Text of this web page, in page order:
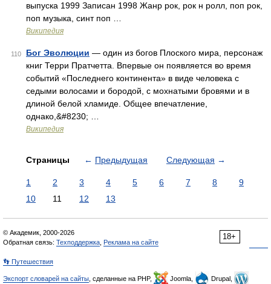
выпуска 1999 Записан 1998 Жанр рок, рок н ролл, поп рок,
поп музыка, синт поп …
Википедия
110 Бог Эволюции — один из богов Плоского мира, персонаж
книг Терри Пратчетта. Впервые он появляется во время
событий «Последнего континента» в виде человека с
седыми волосами и бородой, с мохнатыми бровями и в
длиной белой хламиде. Общее впечатление,
однако,&#8230; …
Википедия
Страницы ← Предыдущая Следующая →
1 2 3 4 5 6 7 8
9
10
11 12 13
18+
© Академик, 2000-2026
Обратная связь: Техподдержка Реклама на сайте
👣 Путешествия
Экспорт словарей на сайты , сделанные на PHP, Joomla,
Drupal,